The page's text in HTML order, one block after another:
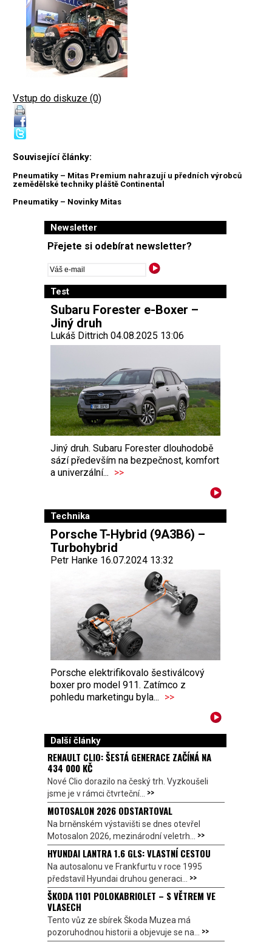
Vstup do diskuze (0)
Související články:
Pneumatiky – Mitas Premium nahrazují u předních výrobců
zemědělské techniky pláště Continental
Pneumatiky – Novinky Mitas
Newsletter
Přejete si odebírat newsletter?
Test
Subaru Forester e-Boxer –
Jiný druh
Lukáš Dittrich 04.08.2025 13:06
Jiný druh. Subaru Forester dlouhodobě
sází především na bezpečnost, komfort
a univerzální... >>
Technika
Porsche T-Hybrid (9A3B6) –
Turbohybrid
Petr Hanke 16.07.2024 13:32
Porsche elektrifikovalo šestiválcový
boxer pro model 911. Zatímco z
pohledu marketingu byla... >>
Další články
RENAULT CLIO: ŠESTÁ GENERACE ZAČÍNÁ NA
434 000 KČ
Nové Clio dorazilo na český trh. Vyzkoušeli
jsme je v rámci čtvrteční... >>
MOTOSALON 2026 ODSTARTOVAL
Na brněnském výstavišti se dnes otevřel
Motosalon 2026, mezinárodní veletrh... >>
HYUNDAI LANTRA 1.6 GLS: VLASTNÍ CESTOU
Na autosalonu ve Frankfurtu v roce 1995
představil Hyundai druhou generaci... >>
ŠKODA 1101 POLOKABRIOLET – S VĚTREM VE
VLASECH
Tento vůz ze sbírek Škoda Muzea má
pozoruhodnou historii a objevuje se na... >>